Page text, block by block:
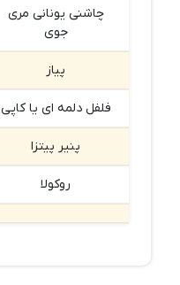
چاشنی یونانی مری
جوی
پیاز
فلفل دلمه ای یا کاپی
پنیر پیتزا
روکولا